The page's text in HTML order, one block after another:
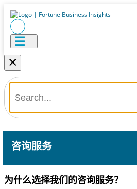
×
咨询服务
为什么选择我们的咨询服务？